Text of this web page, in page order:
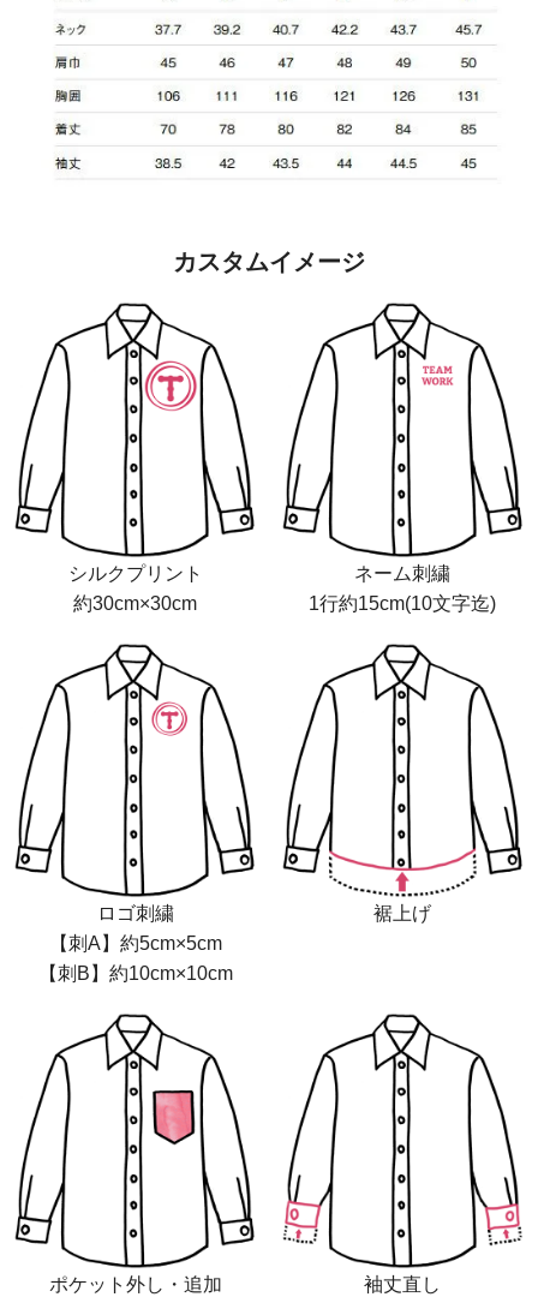
カスタムイメージ
シルクプリント
約30cm×30cm
ネーム刺繍
1行約15cm(10文字迄)
ロゴ刺繍
【刺A】約5cm×5cm
【刺B】約10cm×10cm
裾上げ
ポケット外し・追加 袖丈直し